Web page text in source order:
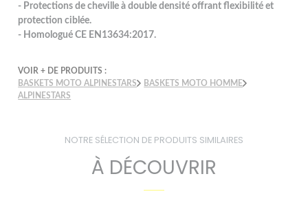
- Protections de cheville à double densité offrant flexibilité et
protection ciblée.
- Homologué CE EN13634:2017.
VOIR + DE PRODUITS :
BASKETS MOTO ALPINESTARS
BASKETS MOTO HOMME
ALPINESTARS
NOTRE SÉLECTION DE PRODUITS SIMILAIRES
À DÉCOUVRIR